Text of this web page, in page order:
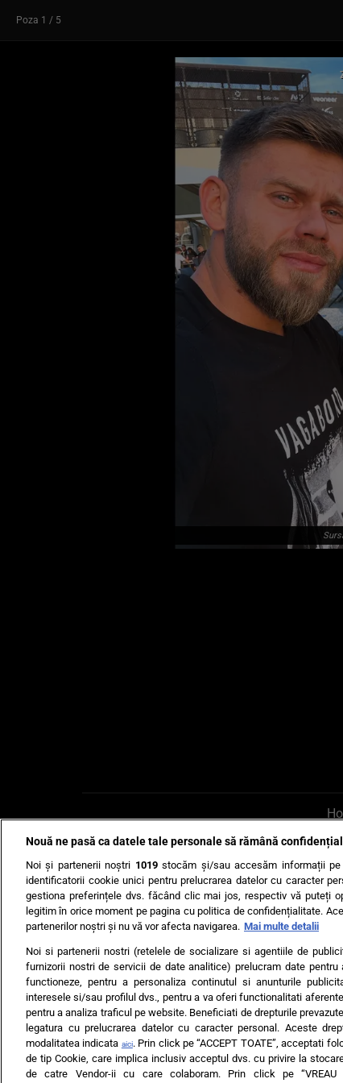
Poza 1 / 5
AI UN PONT? Scrie-
Echipa editorială
Nouă ne pasă ca datele tale personale să rămână
Noi și partenerii noștri 1019stocăm și/sau accesăm informații pe
identificatorii cookie unici pentru prelucrarea datelor cu caracter
gestiona preferințele dvs. făcând clic mai jos, respectiv vă puteți
legitim în orice moment pe pagina cu politica de confidențialitate.
partenerilor noștri și nu vă vor afecta navigarea. Mai multe detalii
Noi si partenerii nostri (retelele de socializare si agentiile de
furnizorii nostri de servicii de date analitice) prelucram date
functioneze, pentru a personaliza continutul si anunturile
interesele si/sau profilul dvs., pentru a va oferi functionalitati
pentru a analiza traficul pe website. Beneficiati de drepturile
legatura cu prelucrarea datelor cu caracter personal. Aceste
modalitatea indicata aici. Prin click pe “ACCEPT TOATE”, acceptati
de tip Cookie, care implica inclusiv acceptul dvs. cu privire la
de catre Vendor-ii cu care colaboram. Prin click pe “VREAU